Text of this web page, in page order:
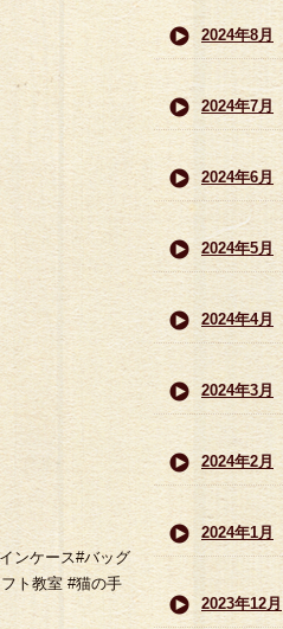
ンケース#バッグ
ト教室 #猫の手
2024年8月
2024年7月
2024年6月
2024年5月
2024年4月
2024年3月
2024年2月
2024年1月
2023年12月